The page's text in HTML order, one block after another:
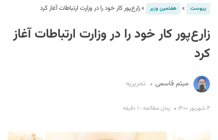
پیوست » هفتمین وزیر »زارع‌پور کار خود را در وزارت ارتباطات آغاز کرد
زارع‌پور کار خود را در وزارت ارتباطات آغاز
کرد
میثم قاسمی تحریریه
۴ شهریور ۱۴۰۰ زمان مطالعه : ۱ دقیقه